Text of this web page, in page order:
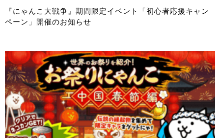
『にゃんこ大戦争』期間限定イベント「初心者応援キャン
ペーン」開催のお知らせ